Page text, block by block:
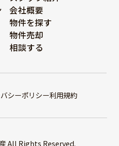
会社概要
物件を探す
物件売却
相談する
シーポリシー利用規約
All Rights Reserved.